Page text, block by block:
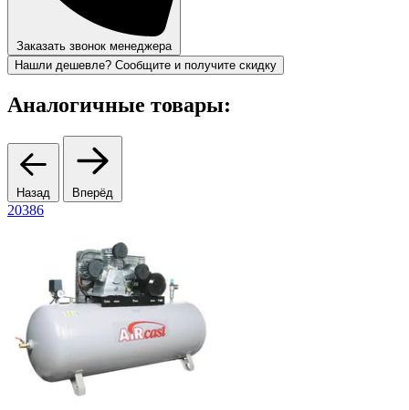
Заказать звонок менеджера
Нашли дешевле? Сообщите и получите скидку
Аналогичные товары:
Назад Вперёд
20386